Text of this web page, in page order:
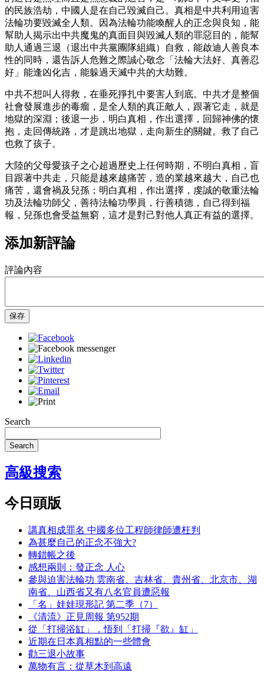
的民族浩劫，中國人是在自己毀滅自己。真相是中共利用迫害
法輪功要毀滅全人類。因為法輪功能喚醒人的正念與良知，能
幫助人揭示出中共魔鬼的真面目與毀滅人類的罪惡目的，能幫
助人通過三退（退出中共黨團隊組織）自救，能啟迪人善良本
性的同時，還告訴人危難之際誠心敬念「法輪大法好、真善忍
好」能逢凶化吉，能躲過天滅中共的大劫難。
中共不想叫人得救，在垂死掙扎中要害人到底。中共才是整個
社會發展進步的毒瘤，是全人類的真正敵人，跟著它走，就是
地獄的深淵；後退一步，明白真相，作出選擇，回歸神佛的懷
抱，走回傳統路，才是跳出地獄，走向新生的關鍵。救了自己
也救了孩子。
大陸的父母愛孩子之心超過歷史上任何時期，不明白真相，盲
目跟著中共走，只能是越來越痛苦，造的業越來越大，自己也
痛苦，還會禍及兒孫；明白真相，作出選擇，虔誠的敬重法輪
功及法輪功師父，善待法輪功學員，行善積德，自己得到福
報，兒孫也會受益無窮，這才是對己對他人真正有益的選擇。
添加新評論
評論內容
保存
Search
Search
高級搜索
今日頭版
講真相成罪名 中國多位工程師律師遭枉判
為甚麼自己的正念不強大?
轉錯帳之後
感想兩則：發正念 人心
參與迫害法輪功 雲南省、吉林省、貴州省、北京市、湖
南省、山西省又有八名官員遭惡報
「名」娃娃現形記 第二季（7）
《清流》正見周報 第952期
從「打掃浴缸」，悟到「打掃『欲』缸」
近期在日本真相點的一些體會
勸三退小故事
萬物有言：從草木到高遠